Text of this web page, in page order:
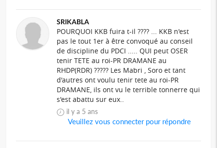
SRIKABLA
POURQUOI KKB fuira t-il ???? ... KKB n'est
pas le tout 1er à être convoqué au conseil
de discipline du PDCI ..... QUI peut OSER
tenir TETE au roi-PR DRAMANE au
RHDP(RDR) ????? Les Mabri , Soro et tant
d'autres ont voulu tenir tete au roi-PR
DRAMANE, ils ont vu le terrible tonnerre qui
s'est abattu sur eux..
il y a 5 ans
Veuillez vous connecter pour répondre